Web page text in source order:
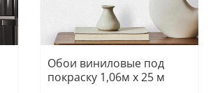
Обои виниловые под
покраску 1,06м х 25 м